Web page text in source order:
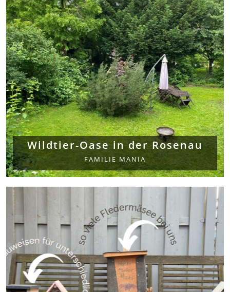
Wildtier-Oase in der Rosenau
FAMILIE MANIA